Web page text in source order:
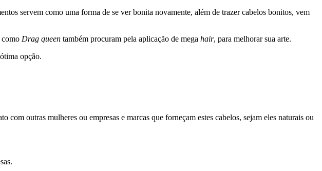
servem como uma forma de se ver bonita novamente, além de trazer cabelos bonitos, vem
como Drag queen também procuram pela aplicação de mega hair, para melhorar sua arte.
opção.
outras mulheres ou empresas e marcas que forneçam estes cabelos, sejam eles naturais ou